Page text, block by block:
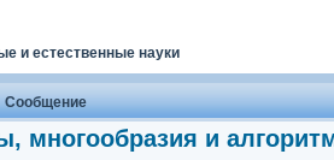
и естественные науки
Сообщение
и